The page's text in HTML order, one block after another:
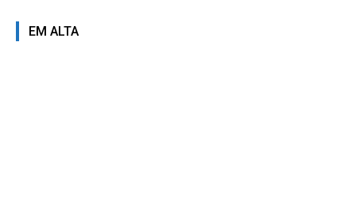
EM ALTA